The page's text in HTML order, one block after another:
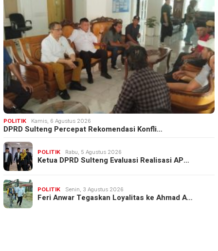
POLITIK Kamis, 6 Agustus 2026
DPRD Sulteng Percepat Rekomendasi Konfli…
POLITIK Rabu, 5 Agustus 2026
Ketua DPRD Sulteng Evaluasi Realisasi AP…
POLITIK Senin, 3 Agustus 2026
Feri Anwar Tegaskan Loyalitas ke Ahmad A…